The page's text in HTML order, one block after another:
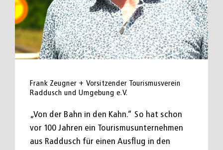
Frank Zeugner + Vorsitzender Tourismusverein
Raddusch und Umgebung e.V.
„Von der Bahn in den Kahn.“ So hat schon
vor 100 Jahren ein Tourismusunternehmen
aus Raddusch für einen Ausflug in den